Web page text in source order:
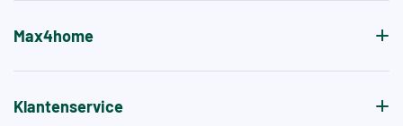
Max4home
Klantenservice